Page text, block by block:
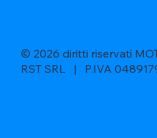
© 2026 diritti riservati
RST SRL | P.IVA